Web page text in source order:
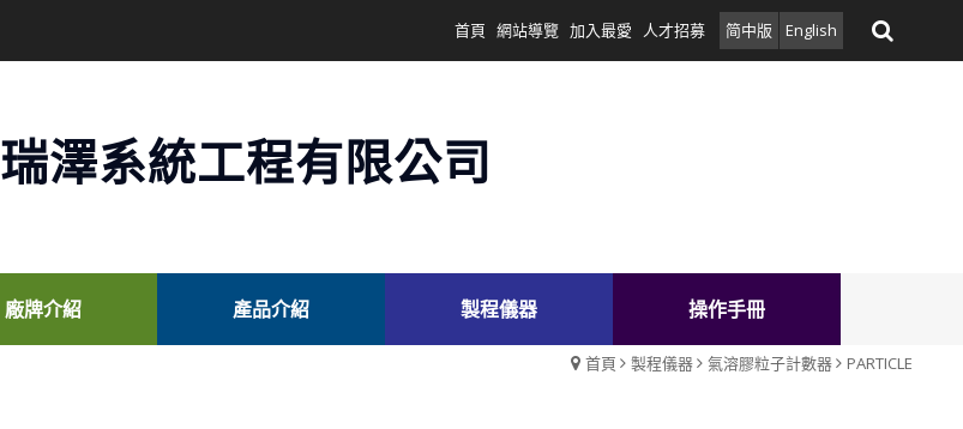
首頁 網站導覽 加入最愛 人才招募 简中版 English
瑞澤系統工程有限公司
廠牌介紹 產品介紹 製程儀器 操作手冊
首頁 製程儀器 氣溶膠粒子計數器 PARTICLE